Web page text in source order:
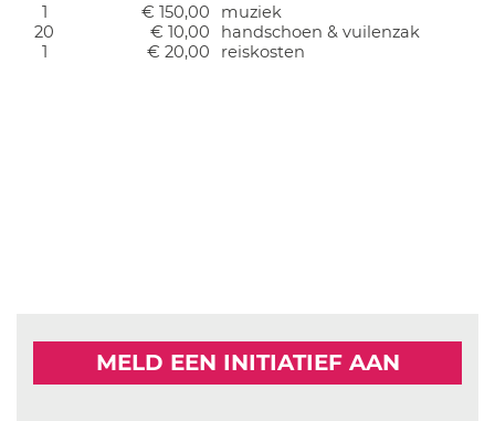
1
€ 150,00
muziek
20
€ 10,00
handschoen & vuilenzak
1
€ 20,00 reiskosten
MELD EEN INITIATIEF AAN